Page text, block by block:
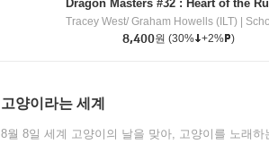
Tracey West/ Graham Howells (ILT)
8,400원 (30% +2% )
고양이라는 세계
8월 8일 세계 고양이의 날을 맞아, 고양이를 노래하